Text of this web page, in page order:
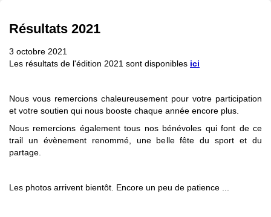
Résultats 2021
3 octobre 2021
Les résultats de l'édition 2021 sont disponibles ici
Nous vous remercions chaleureusement pour votre participation
et votre soutien qui nous booste chaque année encore plus.
Nous remercions également tous nos bénévoles qui font de ce
trail un évènement renommé, une belle fête du sport et du
partage.
Les photos arrivent bientôt. Encore un peu de patience ...